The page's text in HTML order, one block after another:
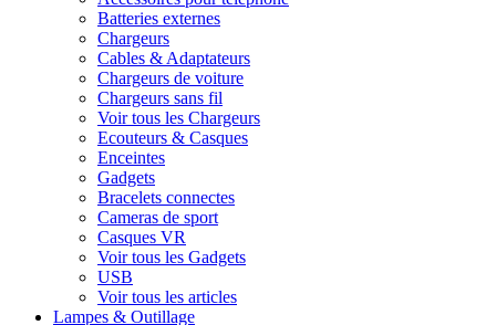
Batteries externes
Chargeurs
Cables & Adaptateurs
Chargeurs de voiture
Chargeurs sans fil
Voir tous les Chargeurs
Ecouteurs & Casques
Enceintes
Gadgets
Bracelets connectes
Cameras de sport
Casques VR
Voir tous les Gadgets
USB
Voir tous les articles
Lampes & Outillage